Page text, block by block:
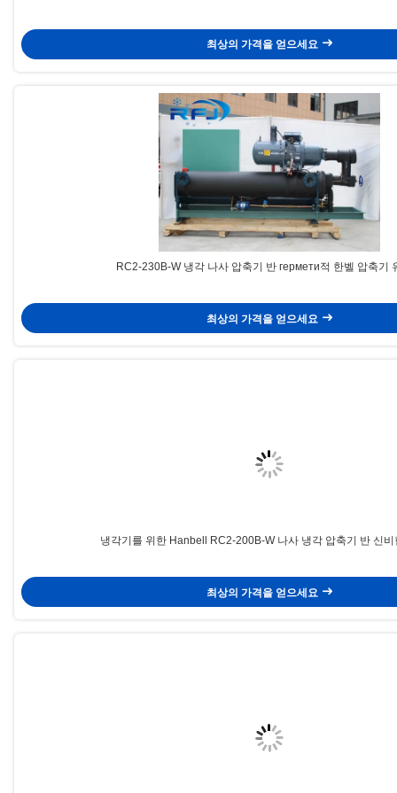
최상의 가격을 얻으세요
RC2-230B-W 냉각 나사 압축기 반 гермети적 한벨 압축기
최상의 가격을 얻으세요
냉각기를 위한 Hanbell RC2-200B-W 나사 냉각 압축기 반 신비
최상의 가격을 얻으세요